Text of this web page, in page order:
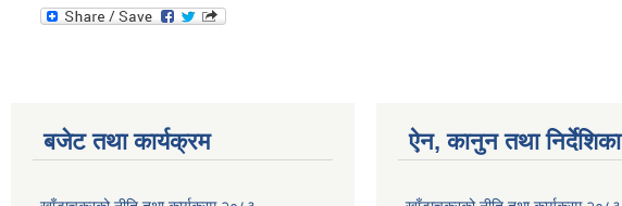
बजेट तथा कार्यक्रम ऐन, कानुन तथा निर्देशिका